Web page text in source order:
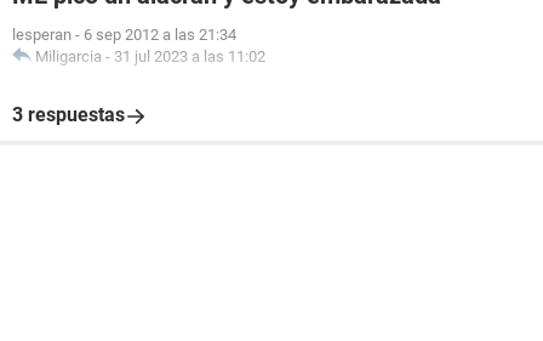
lesperan - 6 sep 2012 a las 21:34
Miligarcia - 31 jul 2023 a las 11:02
3 respuestas